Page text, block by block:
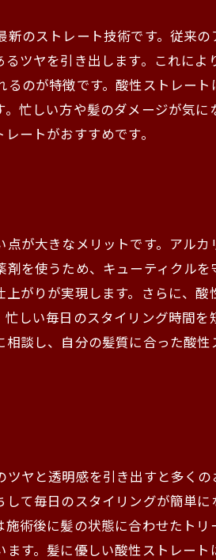
のストレート技術です。従来の
ツヤを引き出します。これによ
のが特徴です。酸性ストレート
忙しい方や髪のダメージが気に
ートがおすすめです。
が大きなメリットです。アルカ
を使うため、キューティクルを
がりが実現します。さらに、酸
しい毎日のスタイリング時間を
談し、自分の髪質に合った酸性
ヤと透明感を引き出すと多く
て毎日のスタイリングが簡単に
術後に髪の状態に合わせたトリ
す。髪に優しい酸性ストレー